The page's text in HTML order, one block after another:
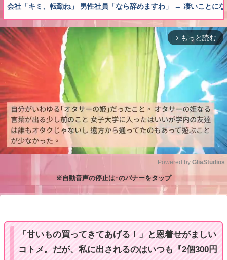
会社「キミ、転勤ね」 男性社員「なら辞めますわ」 → 凄いことに
arrow_forward_ios もっと読む
Powered by GliaStudios
※自動音声の停止は↑のバナーをタップ
「甘いもの買ってきてあげる！」と恩着せがましい
コトメ。だが、私に出されるのはいつも『2個300円